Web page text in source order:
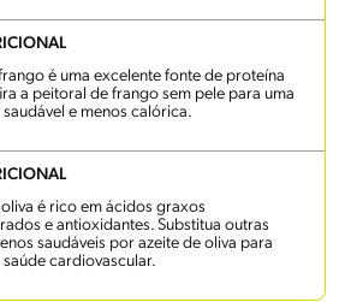
é uma excelente fonte de proteína
a peitoral de frango sem pele para uma
e menos calórica.
é rico em ácidos graxos
e antioxidantes. Substitua outras
saudáveis por azeite de oliva para
cardiovascular.